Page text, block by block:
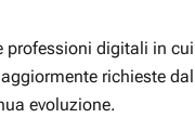
professioni digitali in
richieste
evoluzione.